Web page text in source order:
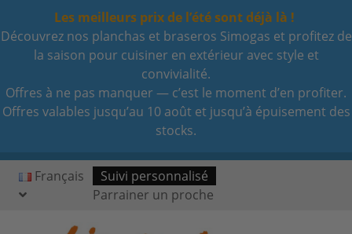
Les meilleurs prix de l’été sont déjà là !
Découvrez nos planchas et braseros Simogas et profitez de
la saison pour cuisiner en extérieur avec style et
convivialité.
Offres à ne pas manquer — c’est le moment d’en profiter.
Offres valables jusqu’au 10 août et jusqu’à épuisement des
stocks.
Français
Suivi personnalisé
Parrainer un proche